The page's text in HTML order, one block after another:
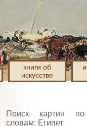
книги об
искусстве
Поиск картин
словам: Египет